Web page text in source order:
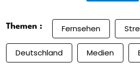
Themen : Fernsehen
Deutschland Medien